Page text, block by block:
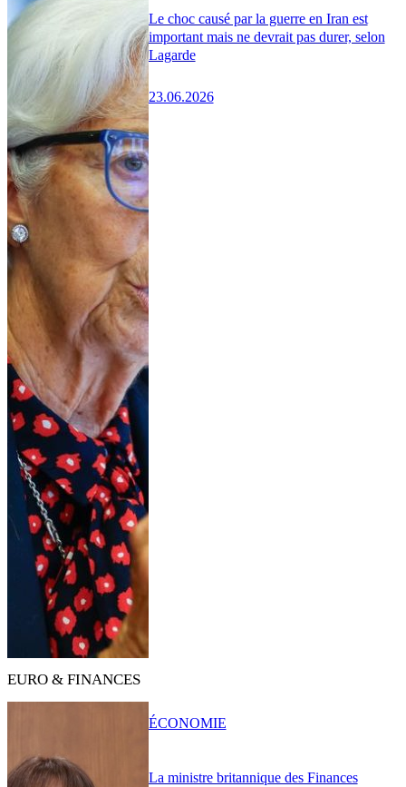
Le choc causé par la guerre en Iran est
important mais ne devrait pas durer, selon
Lagarde
23.06.2026
EURO & FINANCES
La ministre britannique des Finances
ÉCONOMIE